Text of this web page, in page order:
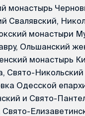
монастырь
Свалявский,
монастыри
Ольшанский
монастырь
Свято-
Одесской
и Свято-